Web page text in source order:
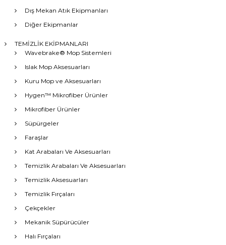
Dış Mekan Atık Ekipmanları
Diğer Ekipmanlar
TEMİZLİK EKİPMANLARI
Wavebrake® Mop Sistemleri
Islak Mop Aksesuarları
Kuru Mop ve Aksesuarları
Hygen™ Mikrofiber Ürünler
Mikrofiber Ürünler
Süpürgeler
Faraşlar
Kat Arabaları Ve Aksesuarları
Temizlik Arabaları Ve Aksesuarları
Temizlik Aksesuarları
Temizlik Fırçaları
Çekçekler
Mekanik Süpürücüler
Halı Fırçaları